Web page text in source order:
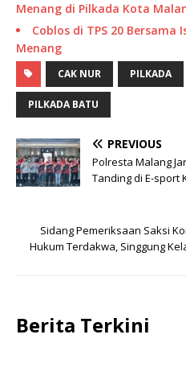
Menang di Pilkada Kota
Coblos di TPS 20
Menang
CAK NUR PILKADA
PILKADA BATU
PREVIOUS
Polresta Malang
Tanding di E-sport
Sidang Pemeriksaan Saksi
Hukum Terdakwa, Singgung
Berita Terkini